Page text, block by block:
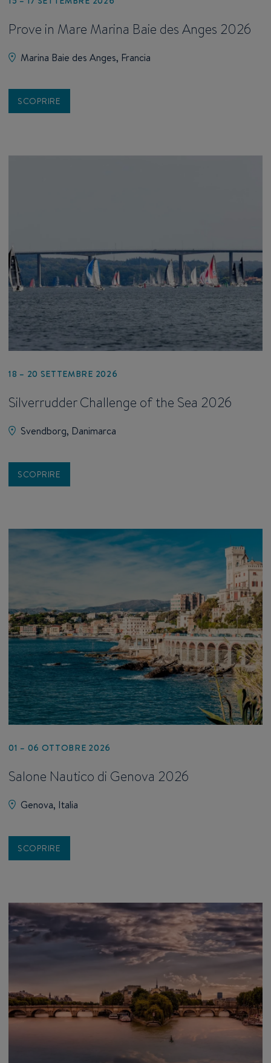
Prove in Mare Marina Baie des Anges 2026
Marina Baie des Anges, Francia
SCOPRIRE
18 – 20 SETTEMBRE 2026
Silverrudder Challenge of the Sea 2026
Svendborg, Danimarca
SCOPRIRE
01 – 06 OTTOBRE 2026
Salone Nautico di Genova 2026
Genova, Italia
SCOPRIRE